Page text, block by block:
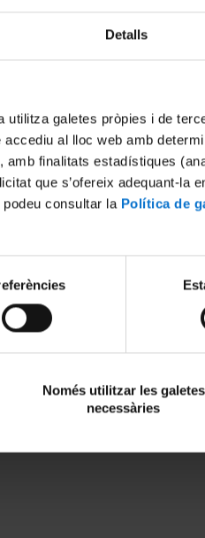
Detalls
utilitza galetes pròpies i de
al lloc web amb
amb finalitats estadístiques
que s’ofereix adequant-la
consultar la Política de
Només utilitzar les galetes
necessàries
uns anys que la tecnologia té un
ja sigui pel canvi d’hàbits dels
les possibilitats TIC de
Universitat,
vr-
T. +34